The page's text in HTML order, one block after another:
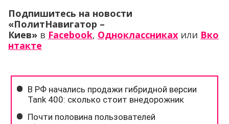
Подпишитесь на новости
«ПолитНавигатор –
Киев» в Facebook, Одноклассниках или Вко
нтакте